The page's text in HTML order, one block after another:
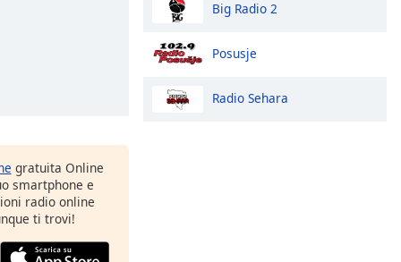
gratuita Online
smartphone e
radio online
ti trovi!
Big Radio 2
Posusje
Radio Sehara